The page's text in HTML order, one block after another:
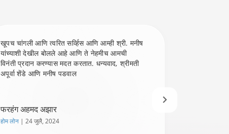
खूपच चांगली आणि त्वरित सर्व्हिस आणि आम्ही श्री. मनीष
यांच्याशी देखील बोलले आहे आणि ते नेहमीच आमची
विनंती प्रदान करण्यास मदत करतात. धन्यवाद, श्रीमती
अपूर्वा शेंडे आणि मनीष पडवाल
फरहंग अहमद अझार
होम लोन | 24 जुलै, 2024